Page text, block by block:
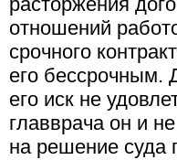
отношений
срочного
его бессрочным.
его иск не
главврача он и
на решение суда